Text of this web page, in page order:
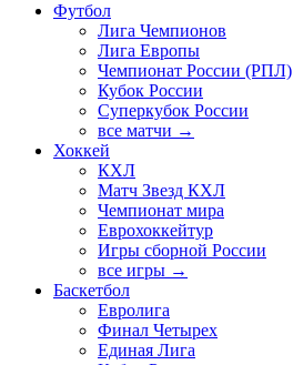
Футбол
Лига Чемпионов
Лига Европы
Чемпионат России (РПЛ)
Кубок России
Суперкубок России
все матчи →
Хоккей
КХЛ
Матч Звезд КХЛ
Чемпионат мира
Еврохоккейтур
Игры сборной России
все игры →
Баскетбол
Евролига
Финал Четырех
Единая Лига